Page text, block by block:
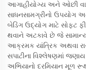
આગાહીયોગ્ય અને ઓછી
સાધનસામગ્રીનો ઉપયોગ અને
બેડિંગ ઉદ્યોગ માટે સોફ્ટ
થવાને અટકાવે છે જે સામાન્ય
આક્રમક યાંત્રિક અથવા
સપાટીના વિશ્લેષણમાં
અભિયાનો દરમિયાન મૂળ